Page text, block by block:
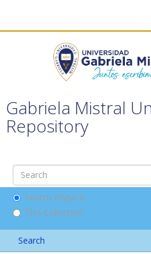
Gabriela Mistral
Repository
Search DSpace
This Collection
Search